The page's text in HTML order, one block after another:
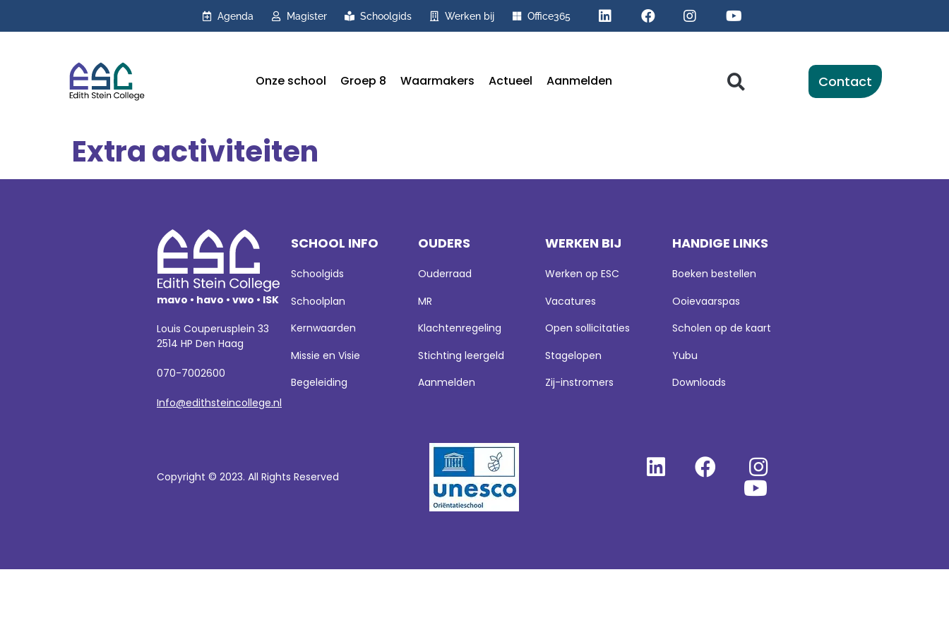
Agenda Magister Schoolgids Werken bij Office365
Onze school Groep 8 Waarmakers Actueel Aanmelden Contact
Extra activiteiten
mavo • havo • vwo • ISK
Louis Couperusplein 33
2514 HP Den Haag
070-7002600
Info@edithsteincollege.nl
SCHOOL INFO
Schoolgids
Schoolplan
Kernwaarden
Missie en Visie
Begeleiding
OUDERS
Ouderraad
MR
Klachtenregeling
Stichting leergeld
Aanmelden
WERKEN BIJ
Werken op ESC
Vacatures
Open sollicitaties
Stagelopen
Zij-instromers
HANDIGE LINKS
Boeken bestellen
Ooievaarspas
Scholen op de kaart
Yubu
Downloads
Copyright © 2023. All Rights Reserved